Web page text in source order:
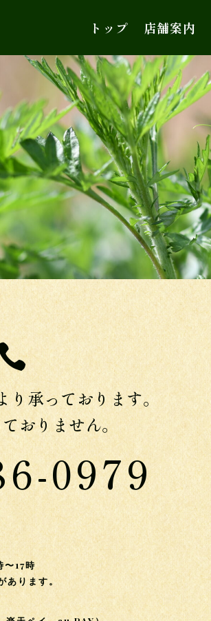
トップ 店舗案内
り承っております。
おりません。
0979
17時
あります。